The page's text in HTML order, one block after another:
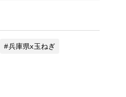
兵庫県x玉ねぎ